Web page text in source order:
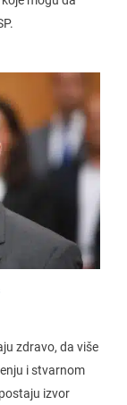
zdravo, da više
i stvarnom
izvor